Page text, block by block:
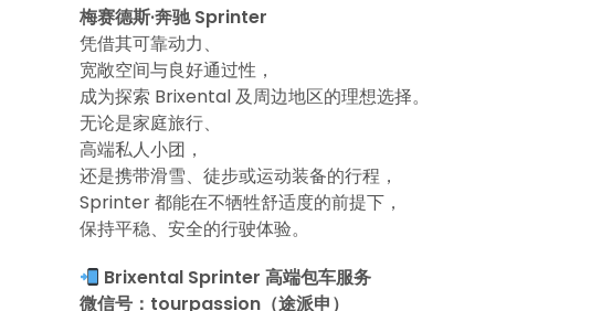
梅赛德斯·奔驰 Sprinter
凭借其可靠动力、
宽敞空间与良好通过性，
成为探索 Brixental 及周边地区的理想选择。
无论是家庭旅行、
高端私人小团，
还是携带滑雪、徒步或运动装备的行程，
Sprinter 都能在不牺牲舒适度的前提下，
保持平稳、安全的行驶体验。
Brixental Sprinter 高端包车服务
微信号：tourpassion（途派申）